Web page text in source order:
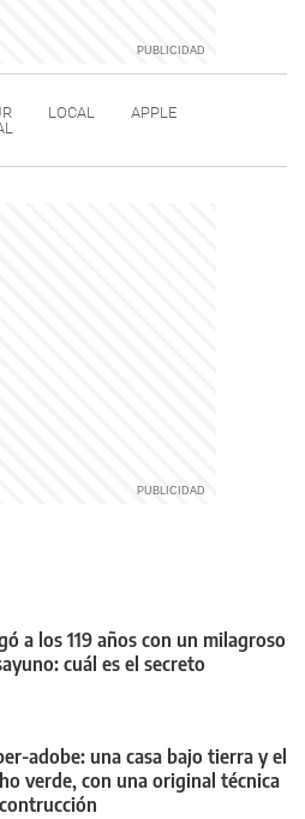
LOCAL
APPLE
a los 119 años con un milagroso
cuál es el secreto
adobe: una casa bajo tierra y el
verde, con una original técnica